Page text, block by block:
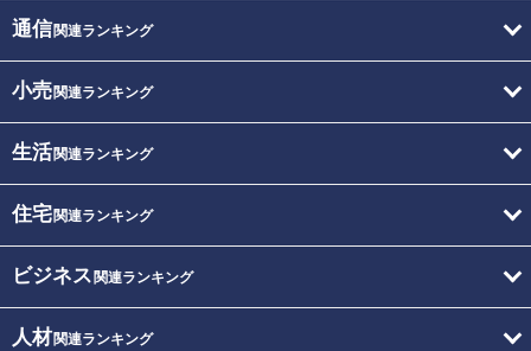
通信関連ランキング
小売関連ランキング
生活関連ランキング
住宅関連ランキング
ビジネス 関連ランキング
人材関連ランキング